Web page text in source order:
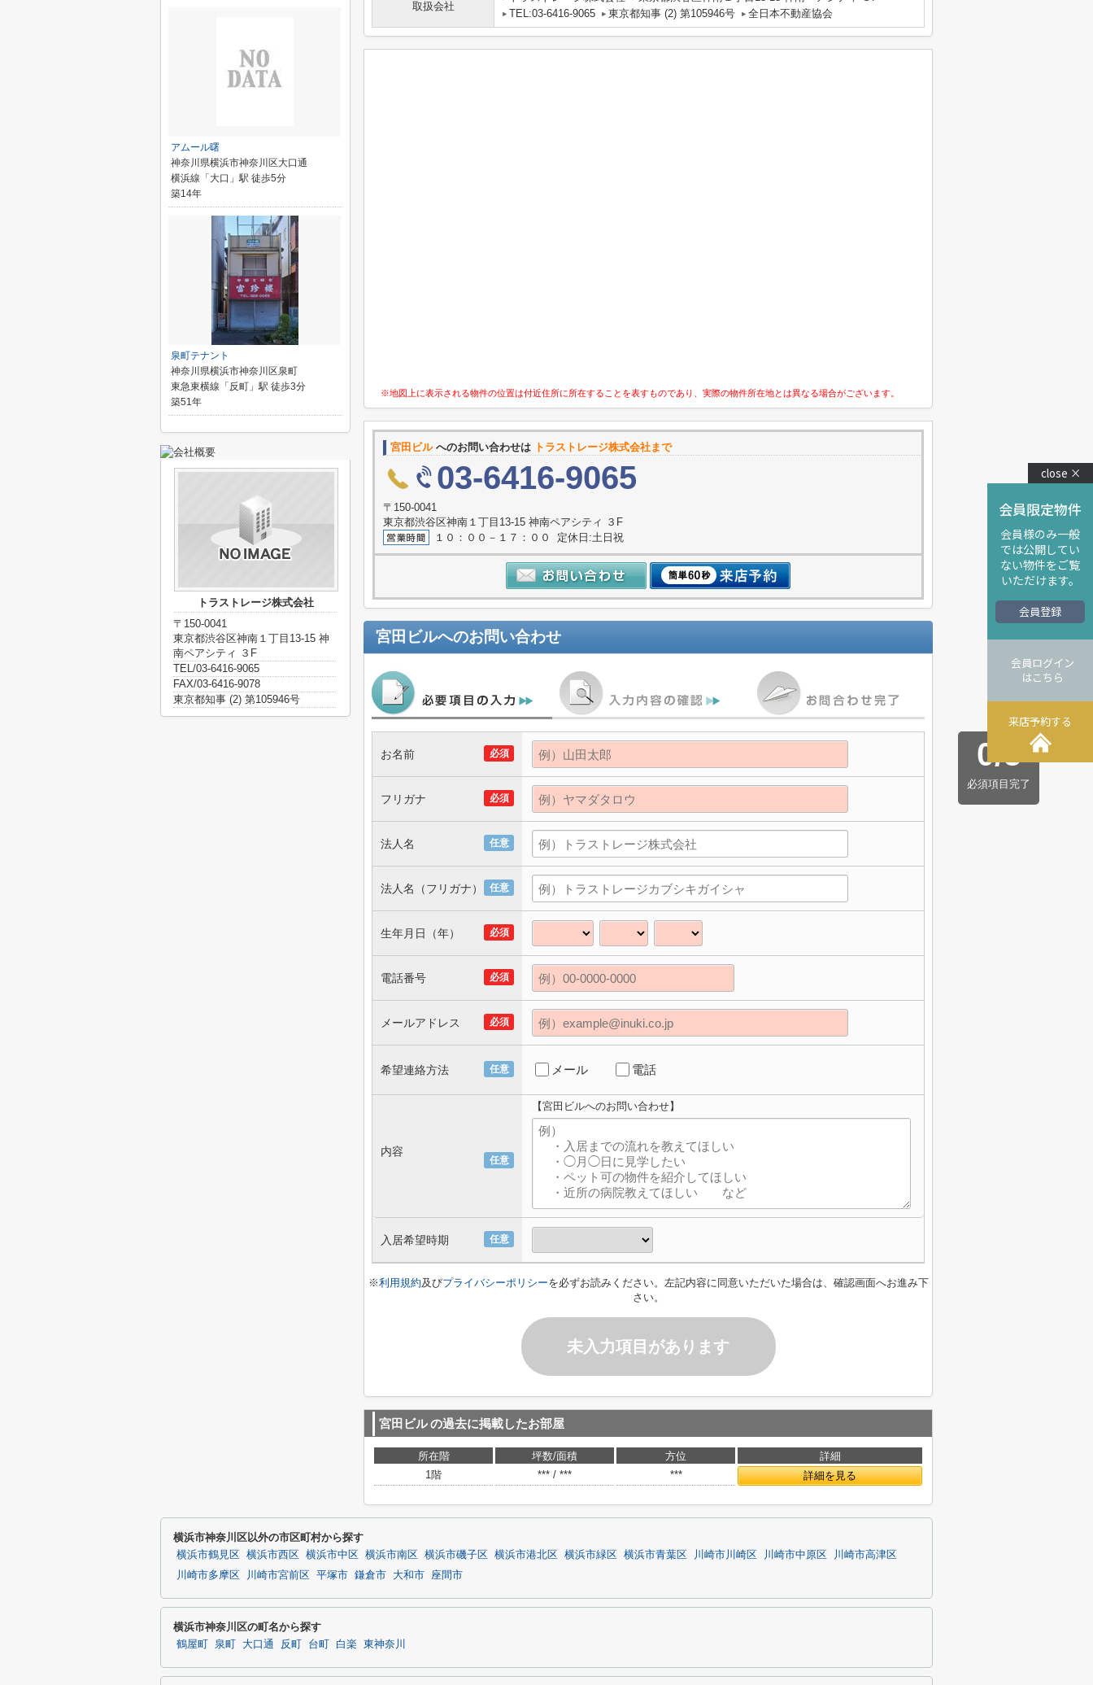
close ×
会員限定物件
会員様のみ一般
では公開してい
ない物件をご覧
いただけます。
会員登録
会員ログイン
はこちら
来店予約する
取扱会社
TEL:03-6416-9065
東京都知事 (2) 第105946号 全日本不動産協会
※地図上に表示される物件の位置は付近住所に所在することを表すものであり、実際の物件所在地とは異なる場合がございます。
宮田ビルへのお問い合わせは トラストレージ株式会社まで
03-6416-9065
〒150-0041
東京都渋谷区神南１丁目13-15 神南ペアシティ ３F
１０：００－１７：００ 定休日:土日祝
宮田ビルへのお問い合わせ
0/5
必須項目完了
必須
お名前
必須
フリガナ
任意
法人名
任意
法人名（フリガナ）
必須
生年月日（年）
必須
電話番号
必須
メールアドレス
任意
希望連絡方法 メール 電話
任意
内容
【宮田ビルへのお問い合わせ】
任意
入居希望時期
※利用規約及びプライバシーポリシーを必ずお読みください。左記内容に同意いただいた場合は、確認画面へお進み下
さい。
未入力項目があります
宮田ビルの過去に掲載したお部屋
所在階 坪数/面積 方位
詳細
1階
*** / *** *** 詳細を見る
アムール曙
神奈川県横浜市神奈川区大口通
横浜線「大口」駅 徒歩5分
築14年
泉町テナント
神奈川県横浜市神奈川区泉町
東急東横線「反町」駅 徒歩3分
築51年
トラストレージ株式会社
〒150-0041
東京都渋谷区神南１丁目13-15 神
南ペアシティ ３F
TEL/03-6416-9065
FAX/03-6416-9078
東京都知事 (2) 第105946号
横浜市神奈川区以外の市区町村から探す
横浜市鶴見区 横浜市西区 横浜市中区 横浜市南区 横浜市磯子区 横浜市港北区 横浜市緑区 横浜市青葉区 川崎市川崎区 川崎市中原区
川崎市高津区
川崎市多摩区
川崎市宮前区 平塚市 鎌倉市 大和市 座間市
横浜市神奈川区の町名から探す
鶴屋町 泉町 大口通 反町 台町 白楽 東神奈川